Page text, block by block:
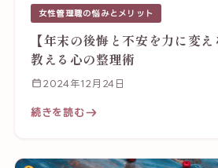
女性管理職の悩みとメリット
【年末の後悔と不安を力に変
教える心の整理術
2024年12月24日
続きを読む